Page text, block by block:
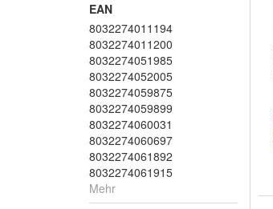
EAN
8032274011194
8032274011200
8032274051985
8032274052005
8032274059875
8032274059899
8032274060031
8032274060697
8032274061892
8032274061915
Mehr